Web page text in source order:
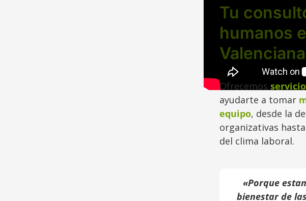
Tu
humanos
Valenciana
Ofrecemos
ayudarte a tomar
equipo, desde la
organizativas
del clima laboral.
«Porque
bienestar de